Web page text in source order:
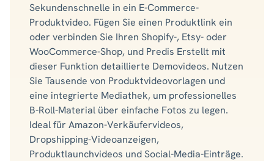
Sekundenschnelle in ein E-Commerce-
Produktvideo. Fügen Sie einen Produktlink ein
oder verbinden Sie Ihren Shopify-, Etsy- oder
WooCommerce-Shop, und Predis Erstellt mit
dieser Funktion detaillierte Demovideos. Nutzen
Sie Tausende von Produktvideovorlagen und
eine integrierte Mediathek, um professionelles
B-Roll-Material über einfache Fotos zu legen.
Ideal für Amazon-Verkäufervideos,
Dropshipping-Videoanzeigen,
Produktlaunchvideos und Social-Media-Einträge.